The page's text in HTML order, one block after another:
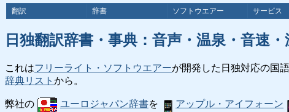
翻訳 辞書 ソフトウエアー サービス
日独翻訳辞書・事典：音声・温泉・音速
これはフリーライト・ソフトウエアーが開発した日独対応の国
辞典リスト から。
弊社の ユーロジャパン辞書を アップル・アイフォーン